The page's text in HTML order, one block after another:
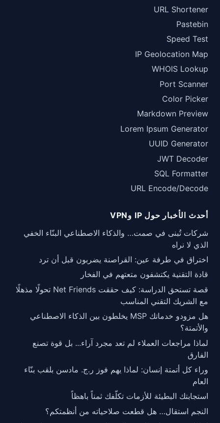
URL Shortener
Pastebin
Speed Test
IP Geolocation Map
WHOIS Lookup
Port Scanner
Color Picker
Markdown Preview
Lorem Ipsum Generator
UUID Generator
JWT Decoder
SQL Formatter
URL Encode/Decode
أحدث الأخبار حول IP وVPN
شركات تُبنى في صمت… والذكاء الاصطناعي البنّاء الخفي
الذي لا نراه
اختراق في طرفة عين: القراصنة يضربون قبل أن ترد
قادة التقنية يكتشفون متعتهم في الفخار
قصة تستحق الدراسة: كيف حققت Net Friends تحولًا مذهلًا
مع الشريك التقني المناسب
هل مزودو خدماتك MSP يخلطون بين الذكاء الاصطناعي
والأتمتة؟
لماذا مراجعات العملاء لم تعد مجرد آراء... بل قوة تصنع
الفارق
وراء كل أتمتة إنسان: لماذا يهم فوز ر.ج. مادسن بلقب بنّاء
العام
استجابتك البطيئة للأزمات تكلّفك ثمناً باهظاً
النجم استقال… هل قطعت صلاحياته من أنظمتكم؟